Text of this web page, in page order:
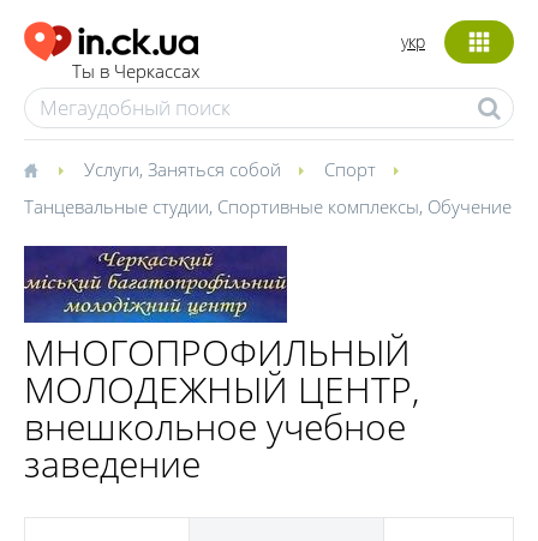
Ты в Черкассах
укр
Услуги, Заняться собой
Спорт
Танцевальные студии, Спортивные комплексы, Обучение
МНОГОПРОФИЛЬНЫЙ
МОЛОДЕЖНЫЙ ЦЕНТР,
внешкольное учебное
заведение